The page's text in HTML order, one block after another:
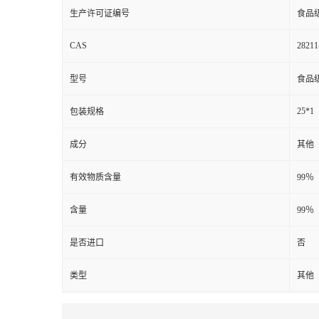
生产许可证编号 食品
CAS
型号 食品
包装规格 25*1
成分 其他
有效物质含量 99％
含量 99％
是否进口 否
类型 其他